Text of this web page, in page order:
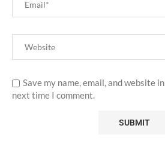
Save my name, email, and website
next time I comment.